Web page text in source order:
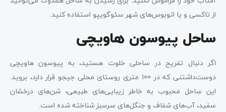
از تاکسی و یا اتوبوس‌های شهر سئوگویپو استفاده کنید.
ساحل پیوسون هاویچی
اگر دنبال تفریح در ساحلی خلوت هستید، به پیوسون هاویچی
دوست‌داشتنی که در 100 متری روستای محلی جیجو قرار دارد، بروید.
این ساحل محبوب به خاطر زیبایی‌های طبیعی، شن‌های درخشان
سفید، آب‌های شفاف و جنگل‌های سرسبز شناخته شده است.